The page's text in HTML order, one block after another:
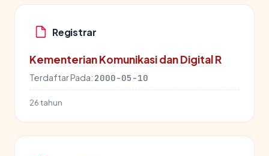
Registrar
Kementerian Komunikasi dan Digital R
Terdaftar Pada: 2000-05-10
26 tahun